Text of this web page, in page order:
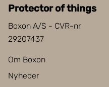
Protector of things
Boxon A/S - CVR-nr
29207437
Om Boxon
Nyheder